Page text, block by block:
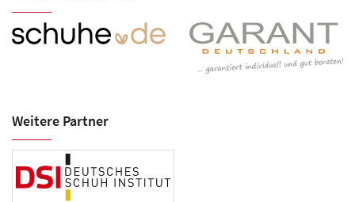
Weitere Partner